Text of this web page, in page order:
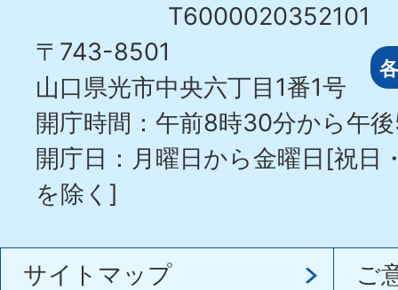
T6000020352101
〒743-8501
山口県光市中央六丁目1番1号
開庁時間：午前8時30分から午
開庁日：月曜日から金曜日[祝日
を除く]
サイトマップ
ご